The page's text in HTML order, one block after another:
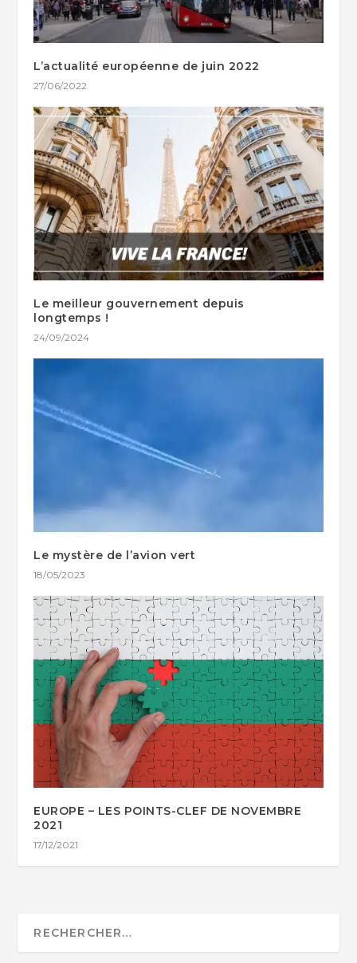
L’actualité européenne de juin 2022
27/06/2022
Le meilleur gouvernement depuis
longtemps !
24/09/2024
Le mystère de l’avion vert
18/05/2023
EUROPE – LES POINTS-CLEF DE NOVEMBRE
2021
17/12/2021